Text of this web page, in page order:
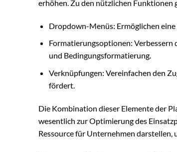
erhöhen. Zu den nützlichen Funktionen
Dropdown-Menüs: Ermöglichen
Formatierungsoptionen: Verbessern
und Bedingungsformatierung.
Verknüpfungen: Vereinfachen den
fördert.
Die Kombination dieser Elemente der
wesentlich zur Optimierung des
Ressource für Unternehmen darstellen,